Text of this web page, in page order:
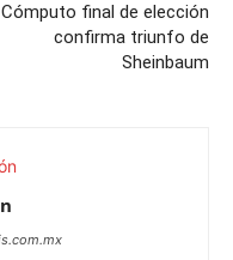
Cómputo final de elección
confirma triunfo de
Sheinbaum